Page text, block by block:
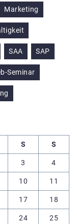
Marketing
SAA SAP
Seminar
S S
3 4
10 11
17 18
24 25